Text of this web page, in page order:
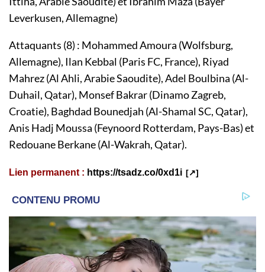
Leverkusen, Allemagne)
Attaquants (8) : Mohammed Amoura (Wolfsburg,
Allemagne), Ilan Kebbal (Paris FC, France), Riyad
Mahrez (Al Ahli, Arabie Saoudite), Adel Boulbina (Al-
Duhail, Qatar), Monsef Bakrar (Dinamo Zagreb,
Croatie), Baghdad Bounedjah (Al-Shamal SC, Qatar),
Anis Hadj Moussa (Feynoord Rotterdam, Pays-Bas) et
Redouane Berkane (Al-Wakrah, Qatar).
Lien permanent : https://tsadz.co/0xd1i